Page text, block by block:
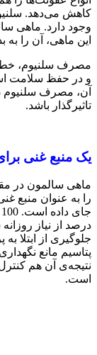
کاهش می‌دهد.
وجود دارد. ماهی
این ماهی، آن را به
مصرف سلنیوم،
و در حفظ سلامت
آن، مصرف سلنیوم
تاثیرگذار باشد.
یک منبع غنی
ماهی سالمون در
را به‌ عنوان منبع
درصد از نیاز
جلوگیری از ابتلا
پتاسیم مانع
نتیجه‌ی آن هم
است.